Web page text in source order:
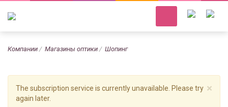
Компании Магазины оптики Шопинг
×
The subscription service is currently unavailable. Please try
again later.